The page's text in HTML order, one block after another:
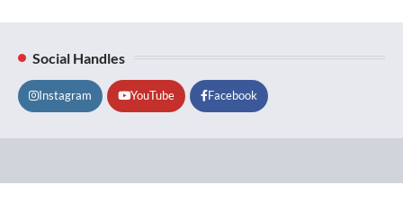
Social Handles
Instagram YouTube Facebook